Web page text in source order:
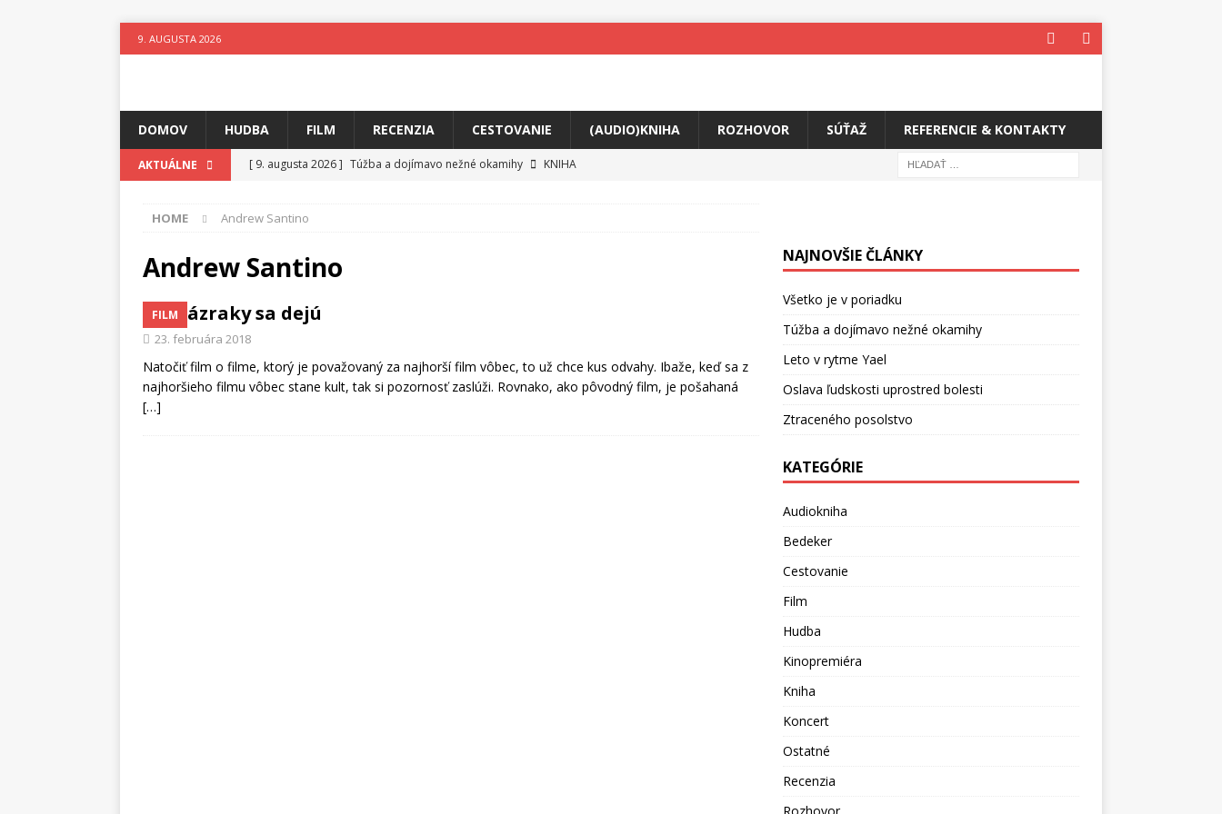
9. AUGUSTA 2026
DOMOV HUDBA FILM RECENZIA CESTOVANIE (AUDIO)KNIHA ROZHOVOR SÚŤAŽ REFERENCIE & KONTAKTY
AKTUÁLNE [ 9. augusta 2026 ] Túžba a dojímavo nežné okamihy
KNIHA
[ 8. augusta 2026 ]
[ 7. augusta 2026 ]
[ 6. augusta 2026 ]
HOME Andrew Santino
Andrew Santino
FILM
A zázraky sa dejú
23. februára 2018
Natočiť film o filme, ktorý je považovaný za najhorší film vôbec, to už chce kus odvahy. Ibaže, keď sa z
najhoršieho filmu vôbec stane kult, tak si pozornosť zaslúži. Rovnako, ako pôvodný film, je pošahaná
[…]
NAJNOVŠIE ČLÁNKY
Všetko je v poriadku
Túžba a dojímavo nežné okamihy
Leto v rytme Yael
Oslava ľudskosti uprostred bolesti
Ztraceného posolstvo
KATEGÓRIE
Audiokniha
Bedeker
Cestovanie
Film
Hudba
Kinopremiéra
Kniha
Koncert
Ostatné
Recenzia